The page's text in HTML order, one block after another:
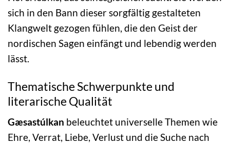
sich in den Bann dieser sorgfältig gestalteten
Klangwelt gezogen fühlen, die den Geist der
nordischen Sagen einfängt und lebendig werden
lässt.
Thematische Schwerpunkte und
literarische Qualität
Gæsastúlkan beleuchtet universelle Themen wie
Ehre, Verrat, Liebe, Verlust und die Suche nach